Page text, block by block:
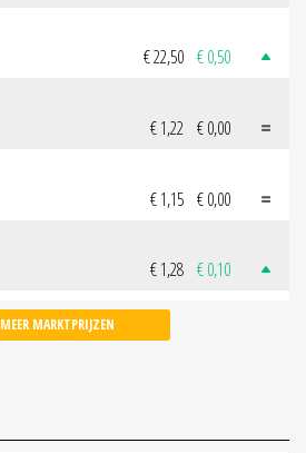
€ 22,50 € 0,50
€ 1,22 € 0,00
€ 1,15 € 0,00
€ 1,28 € 0,10
MEER MARKTPRIJZEN